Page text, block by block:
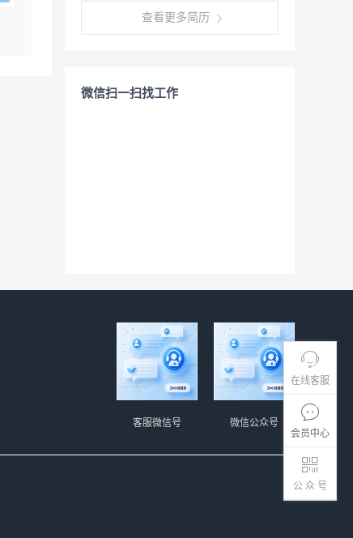
在线客服
会员中心
公 众 号
查看更多简历
微信扫一扫找工作
微信公众号
客服微信号